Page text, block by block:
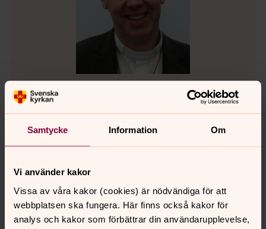
Samtycke Information Om
Vi använder kakor
Vissa av våra kakor (cookies) är nödvändiga för att
webbplatsen ska fungera. Här finns också kakor för
analys och kakor som förbättrar din användarupplevelse,
Mats Löwing
Präst, Svenska kyrkan Tidaholm
Direkt:0502-197 45Växel:0502-197 70
Tjänstebiträde